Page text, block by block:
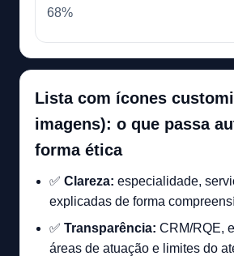
68%
Lista com ícones
imagens): o que passa
forma ética
✅ Clareza: especialidade,
explicadas de forma
✅ Transparência: CRM/RQE,
áreas de atuação e limites do